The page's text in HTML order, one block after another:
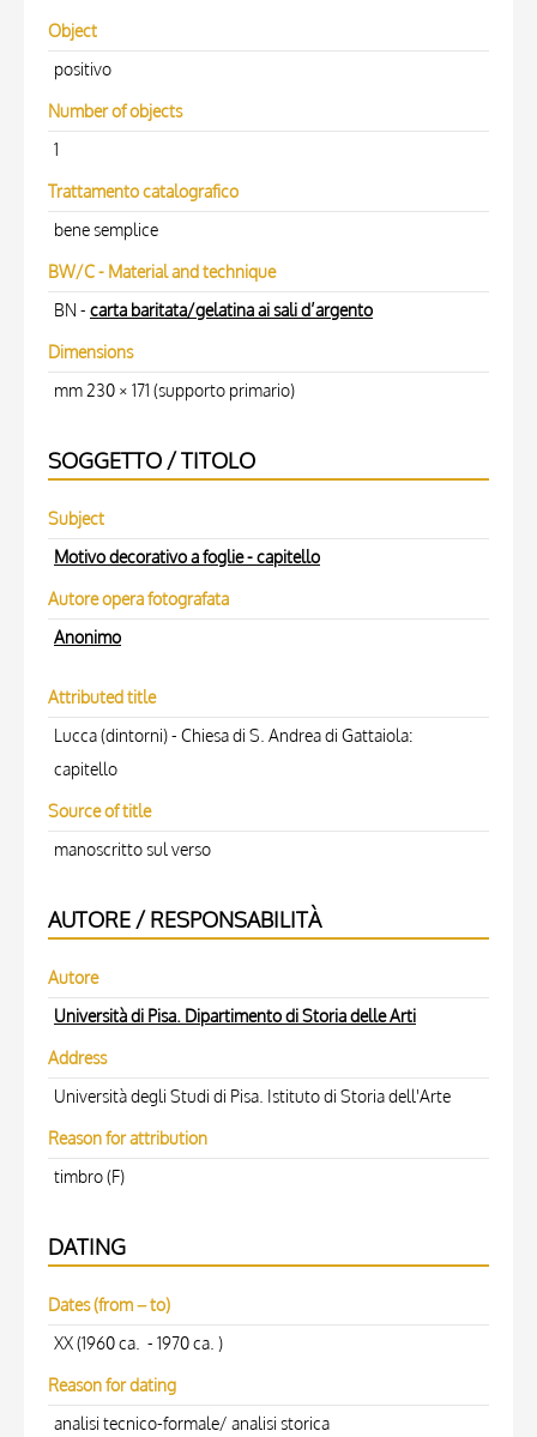
Object
positivo
Number of objects
1
Trattamento catalografico
bene semplice
BW/C - Material and technique
BN - carta baritata/gelatina ai sali d’argento
Dimensions
mm 230 × 171 (supporto primario)
SOGGETTO / TITOLO
Subject
Motivo decorativo a foglie - capitello
Autore opera fotografata
Anonimo
Attributed title
Lucca (dintorni) - Chiesa di S. Andrea di Gattaiola:
capitello
Source of title
manoscritto sul verso
AUTORE / RESPONSABILITÀ
Autore
Università di Pisa. Dipartimento di Storia delle Arti
Address
Università degli Studi di Pisa. Istituto di Storia dell'Arte
Reason for attribution
timbro (F)
DATING
Dates (from – to)
XX (1960 ca. - 1970 ca. )
Reason for dating
analisi tecnico-formale/ analisi storica